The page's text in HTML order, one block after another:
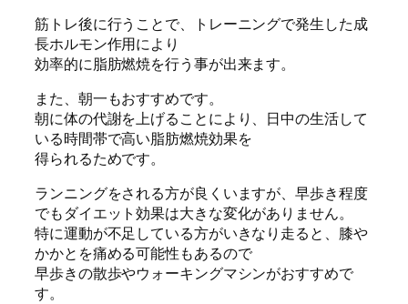
筋トレ後に行うことで、トレーニングで発生した成
長ホルモン作用により
効率的に脂肪燃焼を行う事が出来ます。
また、朝一もおすすめです。
朝に体の代謝を上げることにより、日中の生活して
いる時間帯で高い脂肪燃焼効果を
得られるためです。
ランニングをされる方が良くいますが、早歩き程度
でもダイエット効果は大きな変化がありません。
特に運動が不足している方がいきなり走ると、膝や
かかとを痛める可能性もあるので
早歩きの散歩やウォーキングマシンがおすすめで
す。